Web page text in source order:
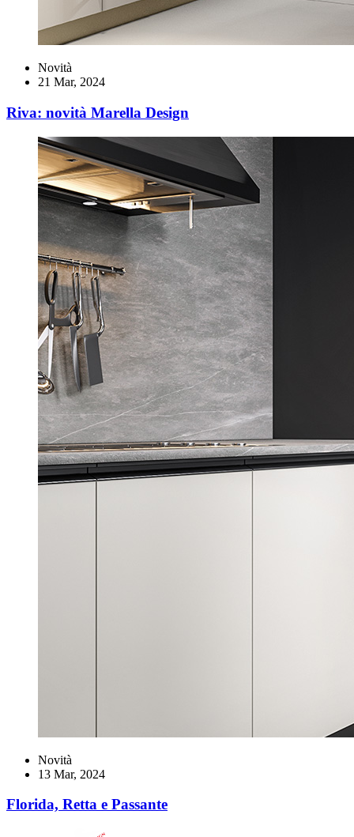
Novità
21 Mar, 2024
Riva: novità Marella Design
Novità
13 Mar, 2024
Florida, Retta e Passante